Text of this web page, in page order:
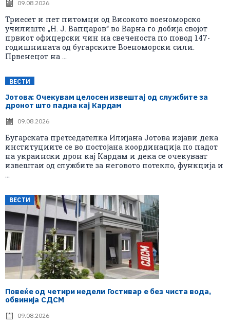
09.08.2026
Триесет и пет питомци од Високото военоморско
училиште „Н. Ј. Вапцаров“ во Варна го добија својот
првиот офицерски чин на свеченоста по повод 147-
годишнината од бугарските Военоморски сили.
Првенецот на ...
ВЕСТИ
Јотова: Очекувам целосен извештај од службите за
дронот што падна кај Кардам
09.08.2026
Бугарската претседателка Илијана Јотова изјави дека
институциите се во постојана координација по падот
на украински дрон кај Кардам и дека се очекуваат
извештаи од службите за неговото потекло, функција и
ВЕСТИ
Повеќе од четири недели Гостивар е без чиста вода,
обвинија СДСМ
09.08.2026